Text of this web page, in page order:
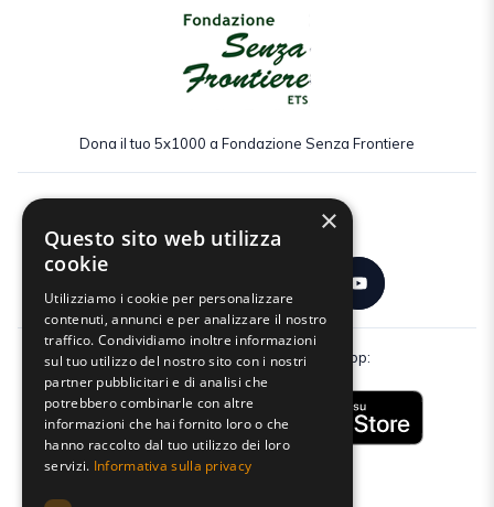
Dona il tuo 5x1000 a Fondazione Senza Frontiere
Scarica gratuitamente la nostra app:
×
Questo sito web utilizza
cookie
Utilizziamo i cookie per personalizzare
contenuti, annunci e per analizzare il nostro
traffico. Condividiamo inoltre informazioni
sul tuo utilizzo del nostro sito con i nostri
partner pubblicitari e di analisi che
potrebbero combinarle con altre
informazioni che hai fornito loro o che
hanno raccolto dal tuo utilizzo dei loro
servizi. Informativa sulla privacy